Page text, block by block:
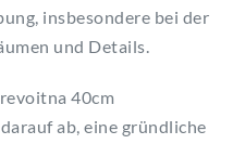
insbesondere bei der
und Details.
40cm
ab, eine gründliche